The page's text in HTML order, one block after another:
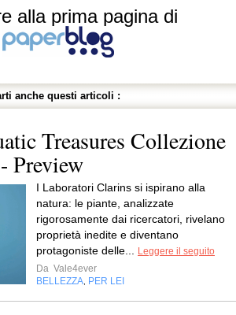
alla prima pagina di
anche questi articoli :
Treasures Collezione
Preview
I Laboratori Clarins si ispirano alla
natura: le piante, analizzate
rigorosamente dai ricercatori, rivelano
proprietà inedite e diventano
protagoniste delle...
Leggere il seguito
Da Vale4ever
BELLEZZA PER LEI